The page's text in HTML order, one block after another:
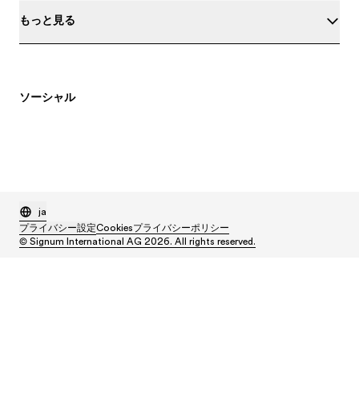
もっと見る
ソーシャル
ja
プライバシー設定Cookiesプライバシーポリシー
© Signum International AG 2026. All rights reserved.